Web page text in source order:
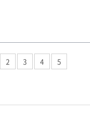
2 3 4 5